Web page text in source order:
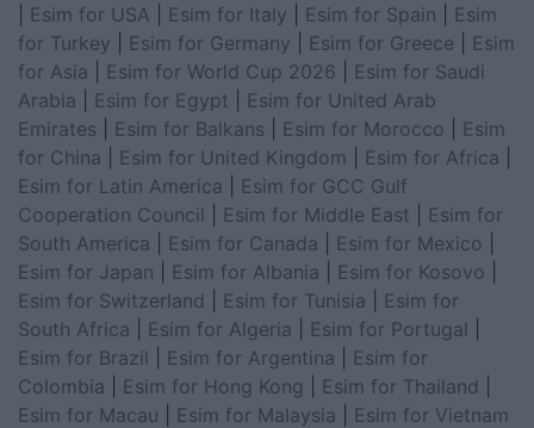
Esim for USA Esim for Italy Esim for Spain
Esim
for Turkey
Esim for Germany Esim for Greece
Esim
for Asia
Esim for World Cup 2026
Esim for Saudi
Arabia
Esim for Egypt
Esim for United Arab
Emirates
Esim for Balkans Esim for Morocco
Esim
for China
Esim for United Kingdom Esim for Africa
Esim for Latin America
Esim for GCC Gulf
Cooperation Council
Esim for Middle East
Esim for
South America
Esim for Canada Esim for Mexico
Esim for Japan
Esim for Albania Esim for Kosovo
Esim for Switzerland
Esim for Tunisia
Esim for
South Africa
Esim for Algeria Esim for Portugal
Esim for Brazil
Esim for Argentina
Esim for
Colombia
Esim for Hong Kong Esim for Thailand
Esim for Macau
Esim for Malaysia
Esim for Vietnam